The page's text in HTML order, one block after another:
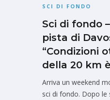
SCI DI FONDO
Sci di fondo
pista di
“Condizioni
della 20 km
Arriva un weekend
sci di fondo. Dopo